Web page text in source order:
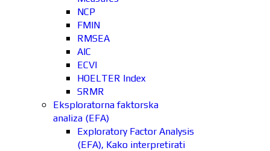
NCP
FMIN
RMSEA
AIC
ECVI
HOELTER Index
SRMR
Eksploratorna faktorska
analiza (EFA)
Exploratory Factor Analysis
(EFA), Kako interpretirati